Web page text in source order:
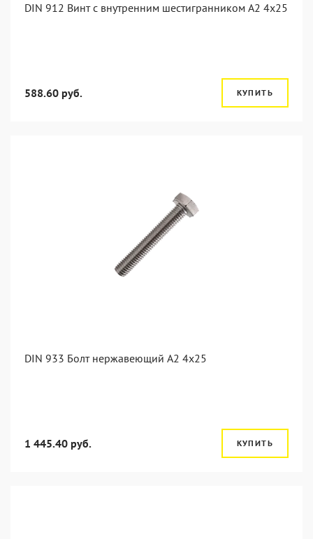
DIN 912 Винт с внутренним шестигранником А2 4х25
588.60 руб. КУПИТЬ
DIN 933 Болт нержавеющий А2 4х25
1 445.40 руб. КУПИТЬ